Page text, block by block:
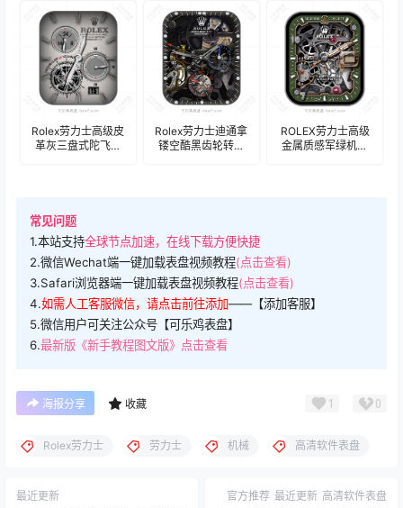
盘.clock 21950
Rolex劳力士高级皮
革灰三盘式陀飞轮
Rolex劳力士迪通拿
镂空酷黑齿轮转动
ROLEX劳力士高级
金属质感军绿机械
常见问题
1.本站支持全球节点加速，在线下载方便快捷
2.微信Wechat端一键加载表盘视频教程(点击查看)
3.Safari浏览器端一键加载表盘视频教程(点击查看)
4.如需人工客服微信，请点击前往添加——【添加客服】
5.微信用户可关注公众号【可乐鸡表盘】
6.最新版《新手教程图文版》点击查看
海报分享 收藏 1 0
Rolex劳力士 劳力士 机械 高清软件表盘
最近更新 官方推荐 最近更新 高清软件表盘